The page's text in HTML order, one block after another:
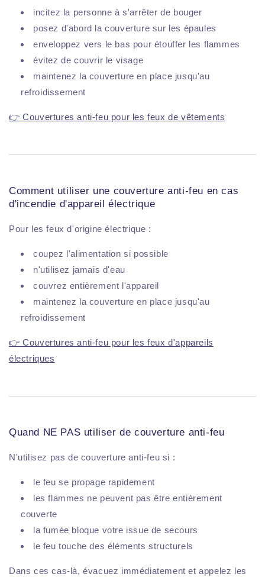
incitez la personne à s'arrêter de bouger
posez d'abord la couverture sur les épaules
enveloppez vers le bas pour étouffer les flammes
évitez de couvrir le visage
maintenez la couverture en place jusqu'au
refroidissement
👉 Couvertures anti-feu pour les feux de vêtements
Comment utiliser une couverture anti-feu en cas
d'incendie d'appareil électrique
Pour les feux d'origine électrique :
coupez l'alimentation si possible
n'utilisez jamais d'eau
couvrez entièrement l'appareil
maintenez la couverture en place jusqu'au
refroidissement
👉 Couvertures anti-feu pour les feux d'appareils
électriques
Quand NE PAS utiliser de couverture anti-feu
N'utilisez pas de couverture anti-feu si :
le feu se propage rapidement
les flammes ne peuvent pas être entièrement
couverte
la fumée bloque votre issue de secours
le feu touche des éléments structurels
Dans ces cas-là, évacuez immédiatement et appelez les